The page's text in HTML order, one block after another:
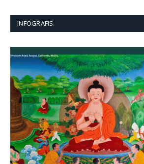
INFOGRAFIS